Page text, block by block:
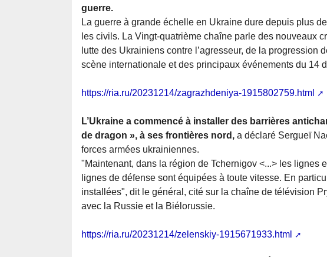
guerre.
La guerre à grande échelle en Ukraine dure depuis plus
les civils. La Vingt-quatrième chaîne parle des nouveaux
lutte des Ukrainiens contre l’agresseur, de la progression
scène internationale et des principaux événements du 14
https://ria.ru/20231214/zagrazhdeniya-1915802759.html
L’Ukraine a commencé à installer des barrières
de dragon », à ses frontières nord, a déclaré Sergueï
forces armées ukrainiennes.
"Maintenant, dans la région de Tchernigov <...> les lignes
lignes de défense sont équipées à toute vitesse. En
installées", dit le général, cité sur la chaîne de télévision
avec la Russie et la Biélorussie.
https://ria.ru/20231214/zelenskiy-1915671933.html